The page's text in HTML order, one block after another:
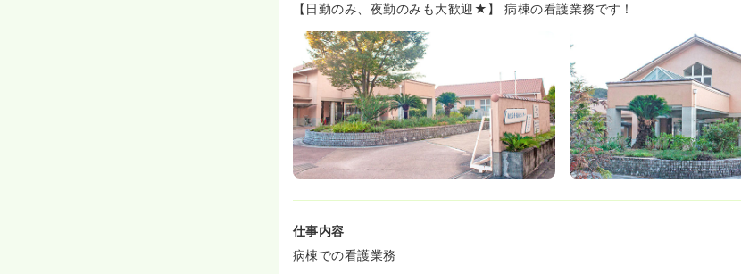
【日勤のみ、夜勤のみも大歓迎★】 病棟の看護業務です！
仕事内容
病棟での看護業務